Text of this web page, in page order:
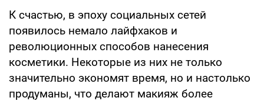
К счастью, в эпоху социальных сетей
появилось немало лайфхаков и
революционных способов нанесения
косметики. Некоторые из них не только
значительно экономят время, но и настолько
продуманы, что делают макияж более